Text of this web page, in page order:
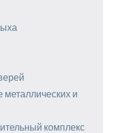
металлических и
комплекс